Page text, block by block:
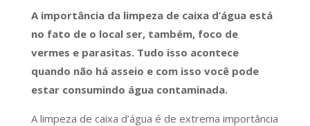
A importância da limpeza de caixa d’água está
no fato de o local ser, também, foco de
vermes e parasitas. Tudo isso acontece
quando não há asseio e com isso você pode
estar consumindo água contaminada.
A limpeza de caixa d’água é de extrema importância